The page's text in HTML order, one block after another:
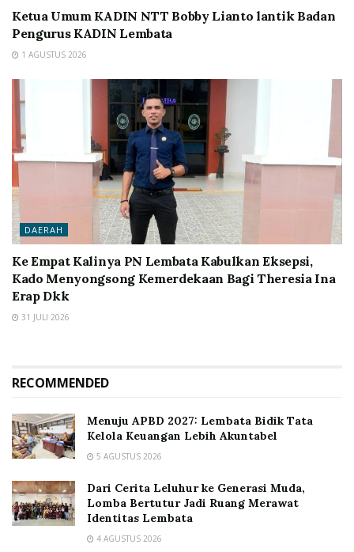
Ketua Umum KADIN NTT Bobby Lianto lantik Badan
Pengurus KADIN Lembata
1 AGUSTUS 2026
DAERAH
Ke Empat Kalinya PN Lembata Kabulkan Eksepsi,
Kado Menyongsong Kemerdekaan Bagi Theresia Ina
Erap Dkk
31 JULI 2026
RECOMMENDED
Menuju APBD 2027: Lembata Bidik Tata
Kelola Keuangan Lebih Akuntabel
5 AGUSTUS 2026
Dari Cerita Leluhur ke Generasi Muda,
Lomba Bertutur Jadi Ruang Merawat
Identitas Lembata
4 AGUSTUS 2026